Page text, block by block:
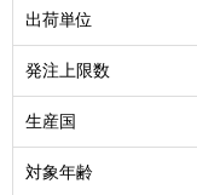
出荷単位
発注上限数
生産国
対象年齢